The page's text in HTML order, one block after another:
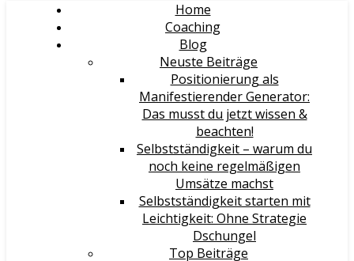
Home
Coaching
Blog
Neuste Beiträge
Positionierung als
Manifestierender Generator:
Das musst du jetzt wissen &
beachten!
Selbstständigkeit – warum du
noch keine regelmäßigen
Umsätze machst
Selbstständigkeit starten mit
Leichtigkeit: Ohne Strategie
Dschungel
Top Beiträge